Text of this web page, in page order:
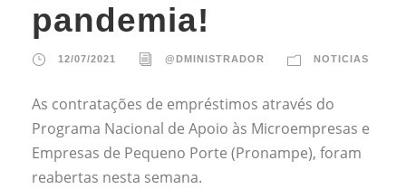
pandemia!
12/07/2021 @DMINISTRADOR NOTICIAS
As contratações de empréstimos através do
Programa Nacional de Apoio às Microempresas e
Empresas de Pequeno Porte (Pronampe), foram
reabertas nesta semana.